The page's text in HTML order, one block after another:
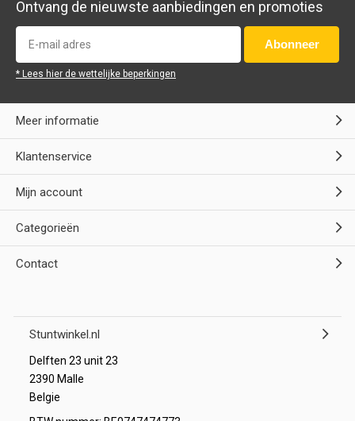
Ontvang de nieuwste aanbiedingen en promoties
Abonneer
* Lees hier de wettelijke beperkingen
Meer informatie
Klantenservice
Mijn account
Categorieën
Contact
Stuntwinkel.nl
Delften 23 unit 23
2390 Malle
Belgie